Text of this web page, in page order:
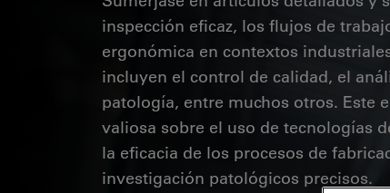
inspección eficaz, los flujos de
ergonómica en contextos
incluyen el control de calidad, el
patología, entre muchos otros. Este
valiosa sobre el uso de tecnologías
la eficacia de los procesos de
investigación patológicos precisos.